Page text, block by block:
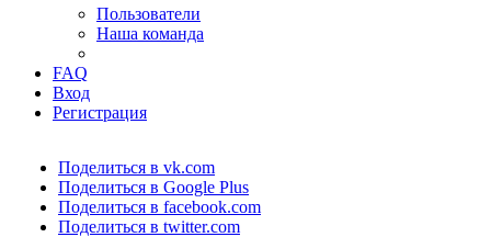
Пользователи
Наша команда
FAQ
Вход
Регистрация
Поделиться в vk.com
Поделиться в Google Plus
Поделиться в facebook.com
Поделиться в twitter.com